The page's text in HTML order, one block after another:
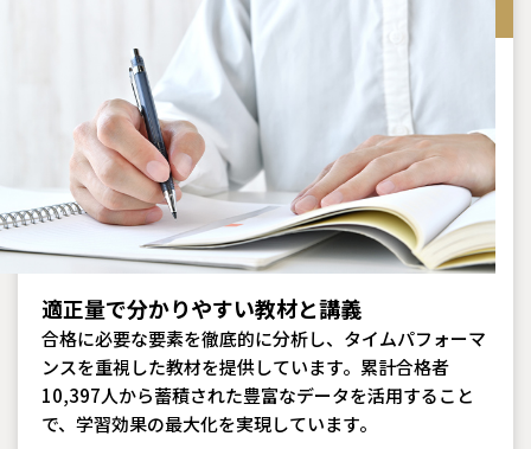
適正量で分かりやすい教材と講義
合格に必要な要素を徹底的に分析し、タイムパフォーマ
ンスを重視した教材を提供しています。累計合格者
10,397人から蓄積された豊富なデータを活用すること
で、学習効果の最大化を実現しています。